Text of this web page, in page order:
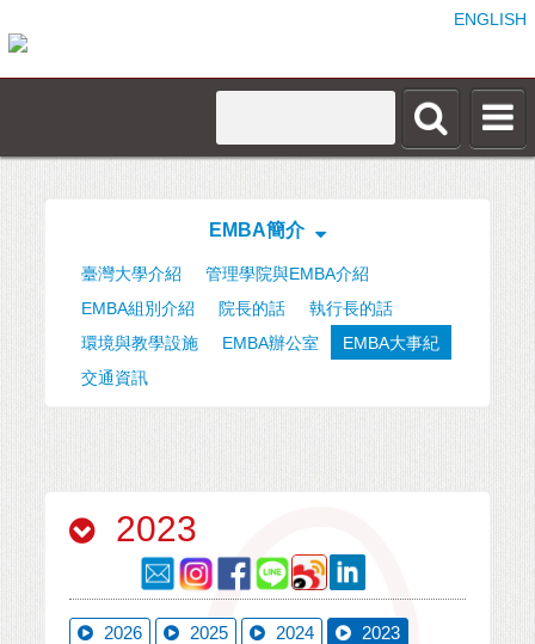
ENGLISH
EMBA簡介
臺灣大學介紹
管理學院與EMBA介紹
EMBA組別介紹
院長的話
執行長的話
環境與教學設施
EMBA辦公室
EMBA大事紀
交通資訊
2023
2026 2025 2024
2023